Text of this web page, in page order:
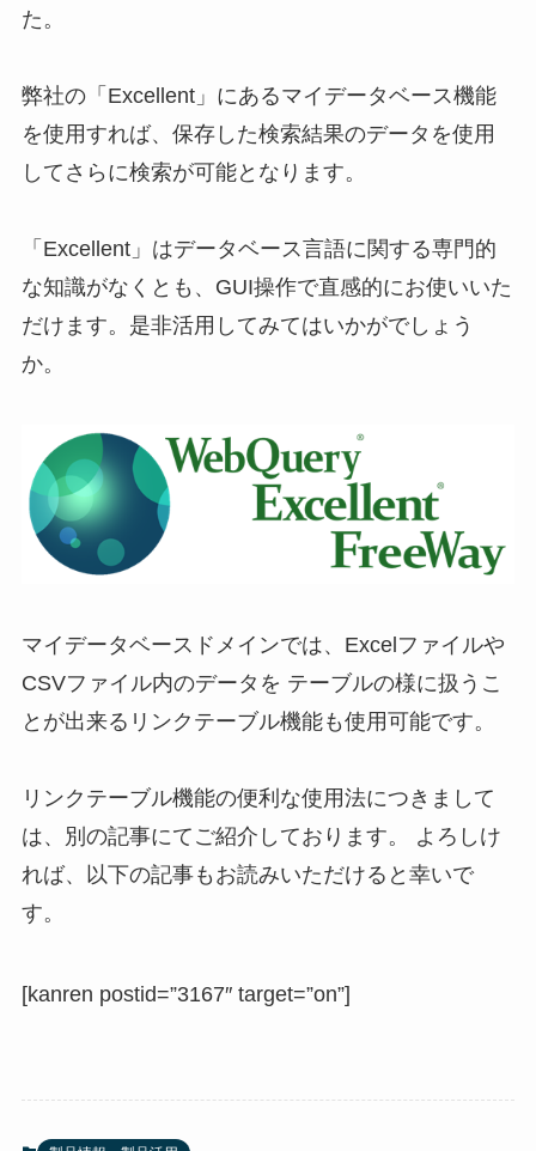
た。
弊社の「Excellent」にあるマイデータベース機能
を使用すれば、保存した検索結果のデータを使用
してさらに検索が可能となります。
「Excellent」はデータベース言語に関する専門的
な知識がなくとも、GUI操作で直感的にお使いいた
だけます。是非活用してみてはいかがでしょう
か。
マイデータベースドメインでは、Excelファイルや
CSVファイル内のデータを テーブルの様に扱うこ
とが出来るリンクテーブル機能も使用可能です。
リンクテーブル機能の便利な使用法につきまして
は、別の記事にてご紹介しております。 よろしけ
れば、以下の記事もお読みいただけると幸いで
す。
[kanren postid=”3167″ target=”on”]